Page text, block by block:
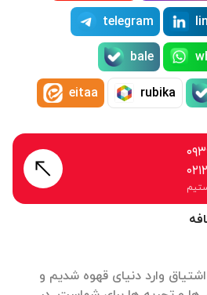
با عشق و اشتیاق وارد دنیای قهوه شدیم و
telegram
bale
rubika
eitaa